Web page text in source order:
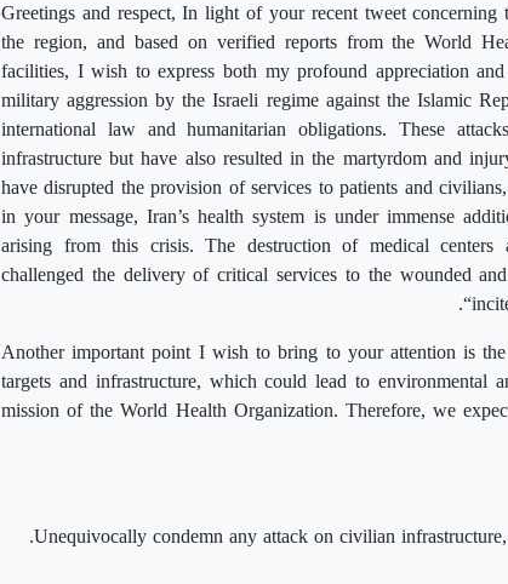
Greetings and respect, In light of your recent tweet concerning
the region, and based on verified reports from the World
facilities, I wish to express both my profound appreciation
military aggression by the Israeli regime against the Islamic
international law and humanitarian obligations. These
infrastructure but have also resulted in the martyrdom and
have disrupted the provision of services to patients and
in your message, Iran’s health system is under immense
arising from this crisis. The destruction of medical centers
challenged the delivery of critical services to the wounded
Another important point I wish to bring to your attention is
targets and infrastructure, which could lead to environmental
mission of the World Health Organization. Therefore, we